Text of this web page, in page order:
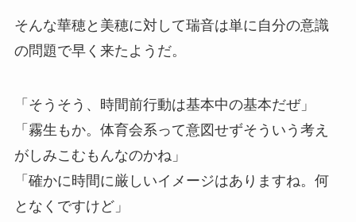
そんな華穂と美穂に対して瑞音は単に自分の意識
の問題で早く来たようだ。
「そうそう、時間前行動は基本中の基本だぜ」
「霧生もか。体育会系って意図せずそういう考え
がしみこむもんなのかね」
「確かに時間に厳しいイメージはありますね。何
となくですけど」